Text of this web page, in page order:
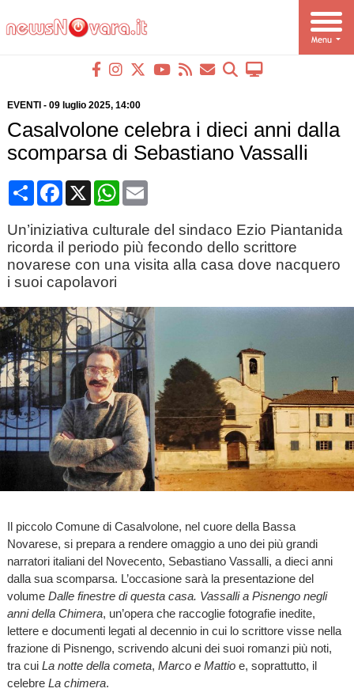
EVENTI - 09 luglio 2025, 14:00
Casalvolone celebra i dieci anni dalla
scomparsa di Sebastiano Vassalli
CondividiFacebook
X WhatsApp
Email
Un’iniziativa culturale del sindaco Ezio Piantanida
ricorda il periodo più fecondo dello scrittore
novarese con una visita alla casa dove nacquero
i suoi capolavori
Il piccolo Comune di Casalvolone, nel cuore della Bassa
Novarese, si prepara a rendere omaggio a uno dei più grandi
narratori italiani del Novecento, Sebastiano Vassalli, a dieci anni
dalla sua scomparsa. L’occasione sarà la presentazione del
volume Dalle finestre di questa casa. Vassalli a Pisnengo negli
anni della Chimera, un’opera che raccoglie fotografie inedite,
lettere e documenti legati al decennio in cui lo scrittore visse nella
frazione di Pisnengo, scrivendo alcuni dei suoi romanzi più noti,
tra cui La notte della cometa, Marco e Mattioe, soprattutto, il
celebre La chimera.